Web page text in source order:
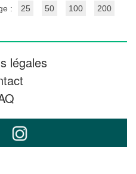
:
25 50 100 200
légales